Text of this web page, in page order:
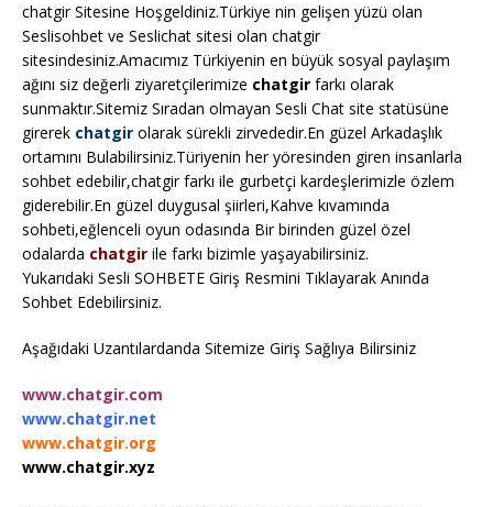
chatgir Sitesine Hoşgeldiniz.Türkiye nin gelişen yüzü olan
Seslisohbet ve Seslichat sitesi olan chatgir
sitesindesiniz.Amacımız Türkiyenin en büyük sosyal paylaşım
ağını siz değerli ziyaretçilerimize chatgir farkı olarak
sunmaktır.Sitemiz Sıradan olmayan Sesli Chat site statüsüne
girerek chatgir olarak sürekli zirvededir.En güzel Arkadaşlık
ortamını Bulabilirsiniz.Türiyenin her yöresinden giren insanlarla
sohbet edebilir,chatgir farkı ile gurbetçi kardeşlerimizle özlem
giderebilir.En güzel duygusal şiirleri,Kahve kıvamında
sohbeti,eğlenceli oyun odasında Bir birinden güzel özel
odalarda chatgir ile farkı bizimle yaşayabilirsiniz.
Yukarıdaki Sesli SOHBETE Giriş Resmini Tıklayarak Anında
Sohbet Edebilirsiniz.
Aşağıdaki Uzantılardanda Sitemize Giriş Sağlıya Bilirsiniz
www.chatgir.com
www.chatgir.net
www.chatgir.org
www.chatgir.xyz